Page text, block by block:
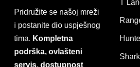
Pridružite se našoj mreži
i postanite dio uspješnog
tima. Kompletna
podrška, ovlašteni
servis, dostupnost
T